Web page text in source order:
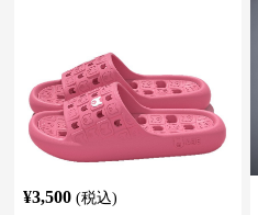
¥3,500 (税込)